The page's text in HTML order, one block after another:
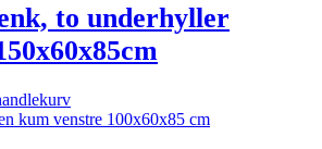
to underhyller